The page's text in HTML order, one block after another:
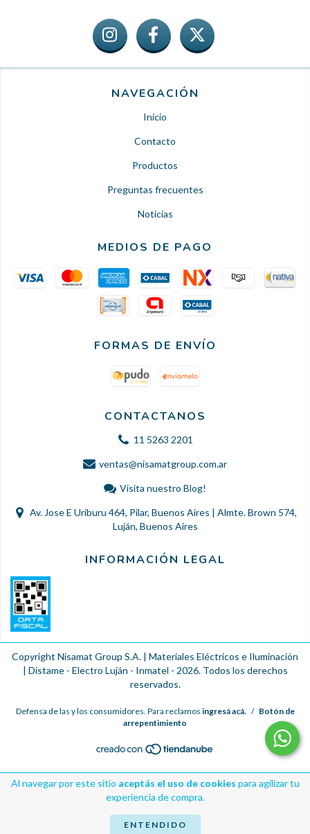
Al navegar por este sitio aceptás el uso de cookies para agilizar tu
experiencia de compra.
ENTENDIDO
NAVEGACIÓN
Inicio
Contacto
Productos
Preguntas frecuentes
Noticias
MEDIOS DE PAGO
FORMAS DE ENVÍO
CONTACTANOS
11 5263 2201
ventas@nisamatgroup.com.ar
Visita nuestro Blog!
Av. Jose E Uriburu 464, Pilar, Buenos Aires | Almte. Brown 574,
Luján, Buenos Aires
INFORMACIÓN LEGAL
Copyright Nisamat Group S.A. | Materiales Eléctricos e Iluminación
| Distame - Electro Luján - Inmatel - 2026. Todos los derechos
reservados.
Defensa de las y los consumidores. Para reclamos ingresá acá. / Botón de
arrepentimiento